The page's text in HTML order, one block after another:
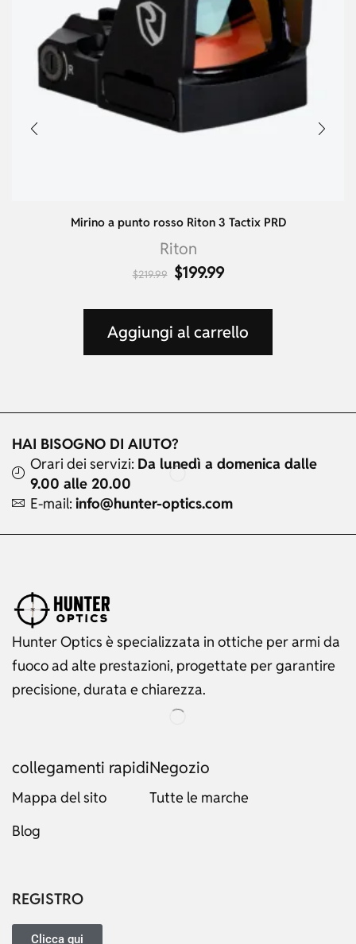
Mirino a punto rosso Riton 3 Tactix PRD
Riton
$219.99 $199.99
Aggiungi al carrello
HAI BISOGNO DI AIUTO?
Orari dei servizi: Da lunedì a domenica dalle
9.00 alle 20.00
E-mail: info@hunter-optics.com
Hunter Optics è specializzata in ottiche per armi da
fuoco ad alte prestazioni, progettate per garantire
precisione, durata e chiarezza.
collegamenti rapidi
Mappa del sito
Blog
Negozio
Tutte le marche
REGISTRO
Clicca qui